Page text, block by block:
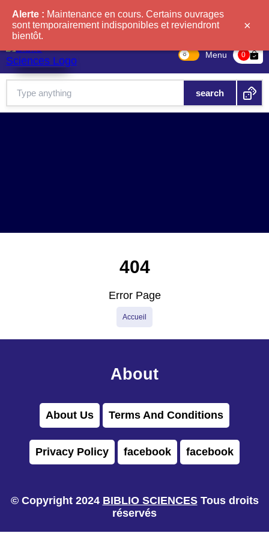
Menu 0 bag-check
Alerte : Maintenance en cours. Certains ouvrages
sont temporairement indisponibles et reviendront
bientôt.
×
404
Error Page
Accueil
About
About Us Terms And Conditions
Privacy Policy facebook facebook
© Copyright 2024 BIBLIO SCIENCESTous droits
réservés